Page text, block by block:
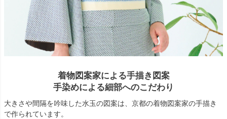
着物図案家による手描き図案
手染めによる細部へのこだわり
大きさや間隔を吟味した水玉の図案は、京都の着物図案家の手描き
で作られています。